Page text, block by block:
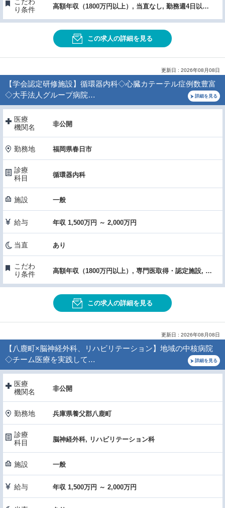
り条件
高額年収（1800万円以上）, 当直なし, 勤務週4日以下, 駅チカ・通勤便利, 専門医取得・認定施設, 医療機器・設備充実, 転科OK・未経験歓迎
この求人の詳細を見る
更新日 : 2026年08月08日
【学会認定研修施設】循環器内科◇心臓カテーテル症例数豊富
◇大手法人グループ病院…
詳細を見る
医療
機関名
非公開
勤務地 福岡県春日市
診療
科目
循環器内科
施設 一般
給与 年収 1,500万円 ～ 2,000万円
当直 あり
こだわ
り条件
高額年収（1800万円以上）, 専門医取得・認定施設, 症例数・手術件数が多い, 医療機器・設備充実, 先進的医療・高度な医療・特殊医療, 女性医師におすすめ, 託児所あり
この求人の詳細を見る
更新日 : 2026年08月08日
【八鹿町×脳神経外科、リハビリテーション】地域の中核病院
◇チーム医療を実践して…
詳細を見る
医療
機関名
非公開
勤務地 兵庫県養父郡八鹿町
診療
科目
脳神経外科, リハビリテーション科
施設 一般
給与 年収 1,500万円 ～ 2,000万円